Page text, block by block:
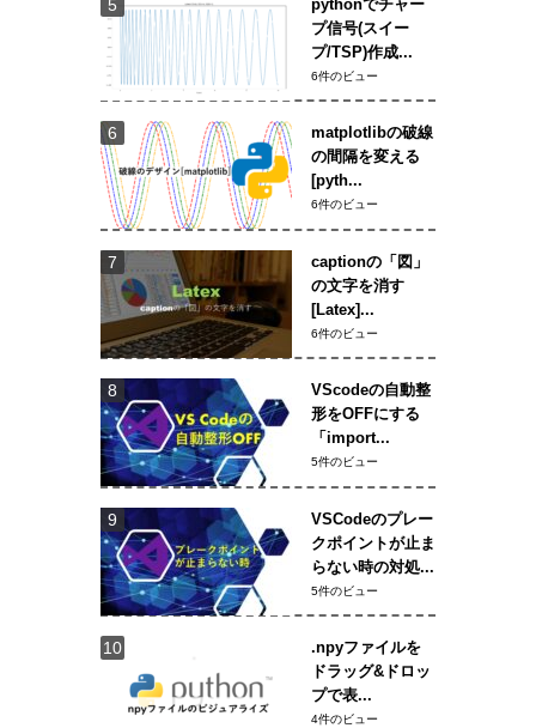
pythonでチャー
プ信号(スイー
プ/TSP)作成...
6件のビュー
matplotlibの破線
の間隔を変える
[pyth...
6件のビュー
captionの「図」
の文字を消す
[Latex]...
6件のビュー
VScodeの自動整
形をOFFにする
「import...
5件のビュー
VSCodeのプレー
クポイントが止ま
らない時の対処...
5件のビュー
.npyファイルを
ドラッグ&ドロッ
プで表...
4件のビュー